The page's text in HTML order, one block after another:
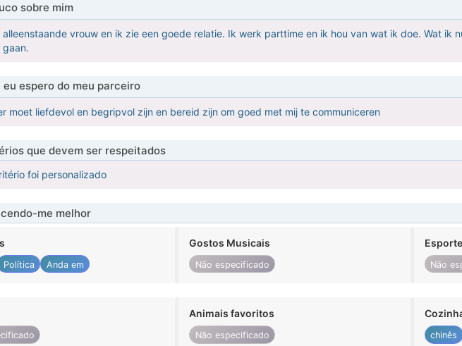
sobre mim
alleenstaande vrouw en ik zie een goede relatie. Ik werk parttime en ik hou van wat ik doe. Wat ik
gaan.
eu espero do meu parceiro
moet liefdevol en begripvol zijn en bereid zijn om goed met mij te communiceren
que devem ser respeitados
foi personalizado
me melhor
Política Anda em
Gostos Musicais
Não especificado Não
Animais favoritos
Não especificado chinês